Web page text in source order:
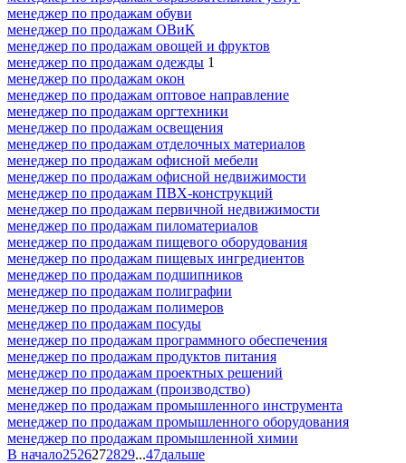
менеджер по продажам обуви
менеджер по продажам ОВиК
менеджер по продажам овощей и фруктов
менеджер по продажам одежды 1
менеджер по продажам окон
менеджер по продажам оптовое направление
менеджер по продажам оргтехники
менеджер по продажам освещения
менеджер по продажам отделочных материалов
менеджер по продажам офисной мебели
менеджер по продажам офисной недвижимости
менеджер по продажам ПВХ-конструкций
менеджер по продажам первичной недвижимости
менеджер по продажам пиломатериалов
менеджер по продажам пищевого оборудования
менеджер по продажам пищевых ингредиентов
менеджер по продажам подшипников
менеджер по продажам полиграфии
менеджер по продажам полимеров
менеджер по продажам посуды
менеджер по продажам программного обеспечения
менеджер по продажам продуктов питания
менеджер по продажам проектных решений
менеджер по продажам (производство)
менеджер по продажам промышленного инструмента
менеджер по продажам промышленного оборудования
менеджер по продажам промышленной химии
В начало2526272829...47дальше